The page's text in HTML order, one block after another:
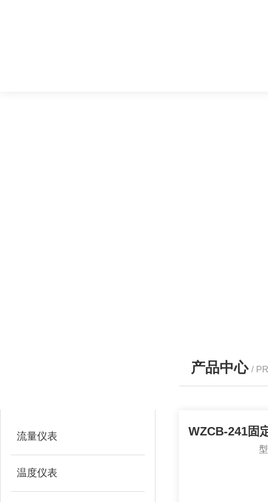
流量仪表
温度仪表
产品中心 /